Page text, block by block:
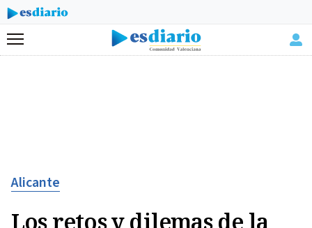
Menú
Alicante
Los retos y dilemas de la